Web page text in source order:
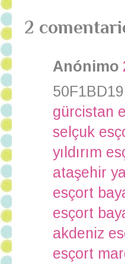
2
Anónimo
50F1BD19
gürcistan
selçuk
yıldırım
ataşehir
esçort
esçort
akdeniz
esçort